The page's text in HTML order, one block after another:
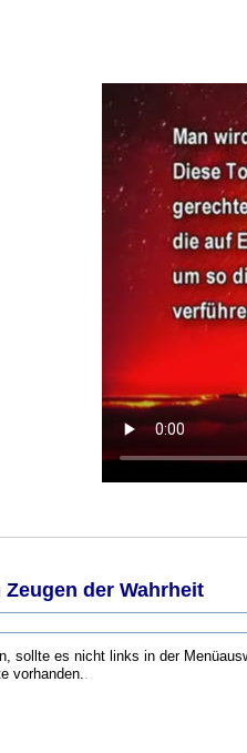
Zeugen der Wahrheit
sollte es nicht links in der
vorhanden..